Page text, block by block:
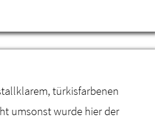
türkisfarbenen
umsonst wurde hier der